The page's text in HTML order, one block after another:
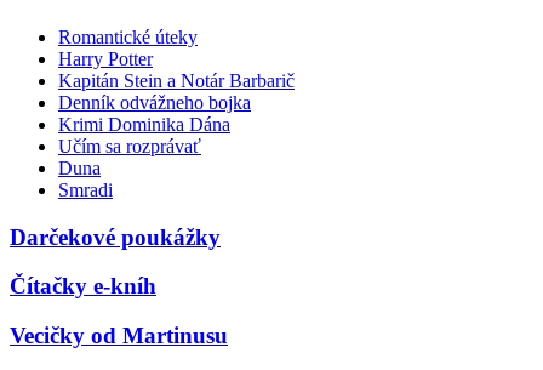
Romantické úteky
Harry Potter
Kapitán Stein a Notár Barbarič
Denník odvážneho bojka
Krimi Dominika Dána
Učím sa rozprávať
Duna
Smradi
Darčekové poukážky
Čítačky e-kníh
Vecičky od Martinusu